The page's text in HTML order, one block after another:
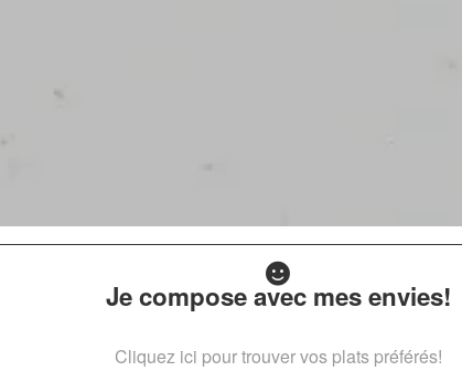
Je compose avec mes envies!
Cliquez ici pour trouver vos plats préférés!